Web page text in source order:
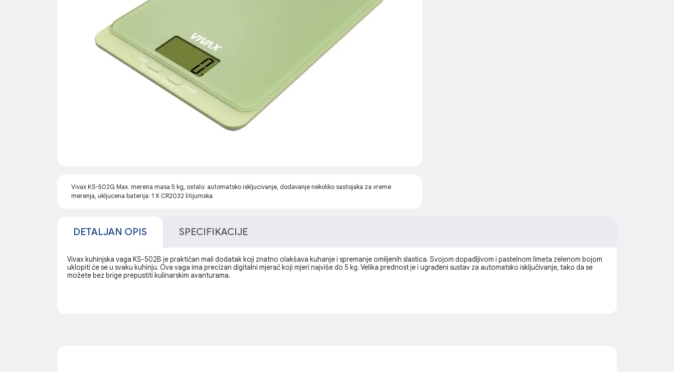
Vivax KS-502G Max. merena masa 5 kg, ostalo: automatsko iskljucivanje, dodavanje nekoliko sastojaka za vreme
merenja, ukljucena baterija: 1 X CR2032 litijumska
DETALJAN OPIS SPECIFIKACIJE
Vivax kuhinjska vaga KS-502B je praktičan mali dodatak koji znatno olakšava kuhanje i spremanje omiljenih slastica. Svojom dopadljivom i pastelnom limeta zelenom bojom
uklopiti će se u svaku kuhinju. Ova vaga ima precizan digitalni mjerač koji mjeri najviše do 5 kg. Velika prednost je i ugrađeni sustav za automatsko isključivanje, tako da se
možete bez brige prepustiti kulinarskim avanturama.